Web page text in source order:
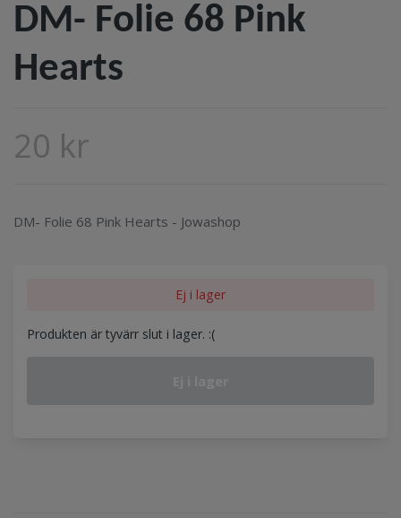
DM- Folie 68 Pink
Hearts
20 kr
DM- Folie 68 Pink Hearts - Jowashop
Ej i lager
Produkten är tyvärr slut i lager. :(